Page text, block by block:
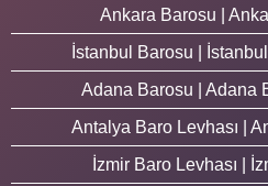
Ankara Barosu |
İstanbul Barosu |
Adana Barosu | Adana
Antalya Baro Levhası |
İzmir Baro Levhası |